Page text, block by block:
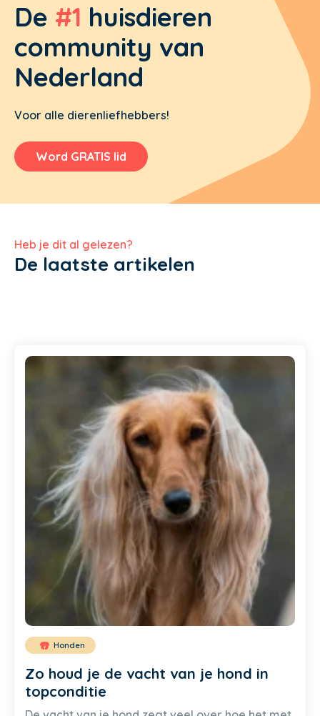
De #1 huisdieren
community van
Nederland
Voor alle dierenliefhebbers!
Word GRATIS lid
Heb je dit al gelezen?
De laatste artikelen
Honden
Zo houd je de vacht van je hond in
topconditie